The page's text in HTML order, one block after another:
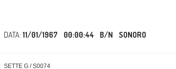
DATA: 11/01/1967 00:00:44 B/N SONORO
SETTE G / S0074